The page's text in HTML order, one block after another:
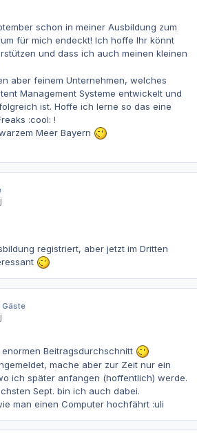
schon in meiner Ausbildung zum
für mich endeckt! Ich hoffe Ihr könnt
und dass ich auch meinen kleinen
aber feinem Unternehmen, welches
Management Systeme entwickelt und
ist. Hoffe ich lerne so das eine
:cool: !
Meer Bayern
registriert, aber jetzt im Dritten
Gäste
Beitragsdurchschnitt
mache aber zur Zeit nur ein
ich später anfangen (hoffentlich) werde.
Sept. bin ich auch dabei.
man einen Computer hochfährt :uli